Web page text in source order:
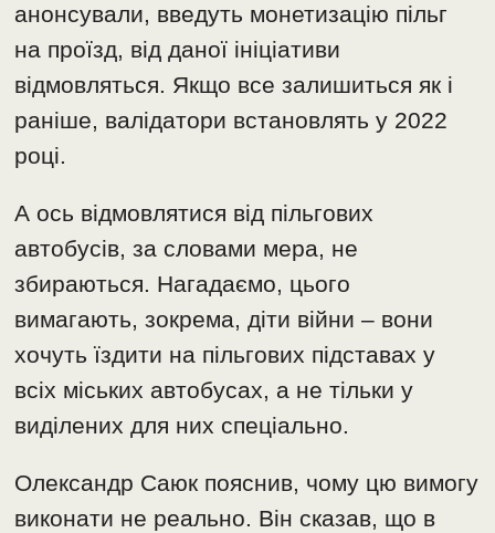
анонсували, введуть монетизацію пільг
на проїзд, від даної ініціативи
відмовляться. Якщо все залишиться як і
раніше, валідатори встановлять у 2022
році.
А ось відмовлятися від пільгових
автобусів, за словами мера, не
збираються. Нагадаємо, цього
вимагають, зокрема, діти війни – вони
хочуть їздити на пільгових підставах у
всіх міських автобусах, а не тільки у
виділених для них спеціально.
Олександр Саюк пояснив, чому цю вимогу
виконати не реально. Він сказав, що в